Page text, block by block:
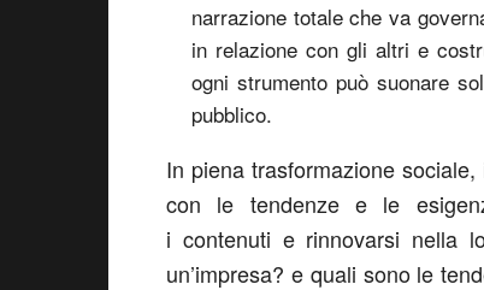
narrazione totale che va
in relazione con gli altri e
ogni strumento può suonare
pubblico.
In piena trasformazione
con le tendenze e le
i contenuti e rinnovarsi nella
un’impresa? e quali sono le